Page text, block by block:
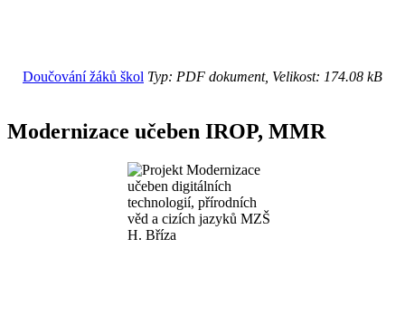
Doučování žáků škol Typ: PDF dokument, Velikost: 174.08 kB
Modernizace učeben IROP, MMR